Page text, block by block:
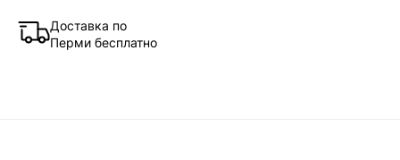
Доставка по
Перми бесплатно